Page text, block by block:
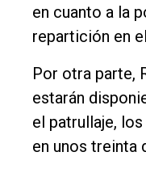
en cuanto a la
repartición en
Por otra parte,
estarán
el patrullaje,
en unos treinta